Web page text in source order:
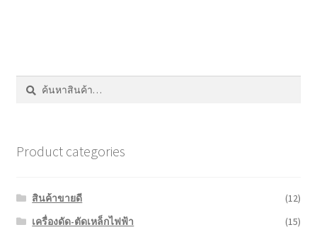
ค้นหา:
ค้นหา
Product categories
สินค้าขายดี
(12)
เครื่องดัด-ตัดเหล็กไฟฟ้า
(15)